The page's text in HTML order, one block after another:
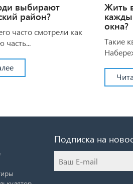
выбирают
район?
часто смотрели как
часть...
Жить
окна?
Такие
Подписка на